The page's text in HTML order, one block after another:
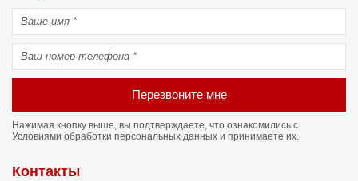
Перезвоните мне
Нажимая кнопку выше, вы подтверждаете, что ознакомились с
Условиями обработки персональных данных и принимаете их.
Контакты